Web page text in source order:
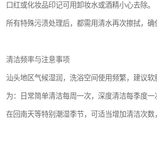
口红或化妆品印记可用卸妆水或酒精小心去除。
所有特殊污渍处理后，都需用清水再次擦拭，确
清洁频率与注意事项
汕头地区气候湿润，洗浴空间使用频繁，建议软
为：日常简单清洁每周一次，深度清洁每季度一
在回南天等特别潮湿季节，可适当增加清洁次数